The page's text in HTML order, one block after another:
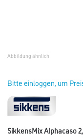
Abbildung ähnlich
Bitte einloggen, um
SikkensMix Alphacaso